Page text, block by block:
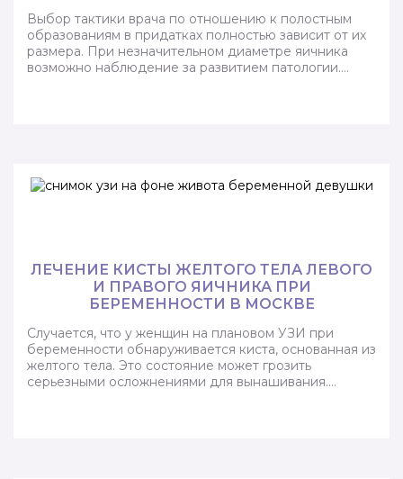
Выбор тактики врача по отношению к полостным
образованиям в придатках полностью зависит от их
размера. При незначительном диаметре яичника
возможно наблюдение за развитием патологии….
ЛЕЧЕНИЕ КИСТЫ ЖЕЛТОГО ТЕЛА ЛЕВОГО
И ПРАВОГО ЯИЧНИКА ПРИ
БЕРЕМЕННОСТИ В МОСКВЕ
Случается, что у женщин на плановом УЗИ при
беременности обнаруживается киста, основанная из
желтого тела. Это состояние может грозить
серьезными осложнениями для вынашивания….